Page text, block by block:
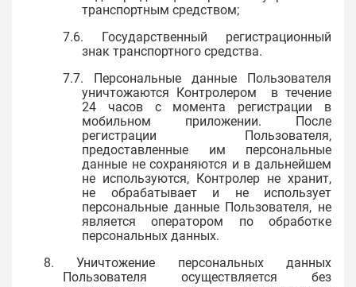
транспортным средством;
7.6. Государственный регистрационный
знак транспортного средства.
7.7. Персональные данные Пользователя
уничтожаются Контролером в течение
24 часов с момента регистрации в
мобильном приложении. После
регистрации Пользователя,
предоставленные им персональные
данные не сохраняются и в дальнейшем
не используются, Контролер не хранит,
не обрабатывает и не использует
персональные данные Пользователя, не
является оператором по обработке
персональных данных.
8. Уничтожение персональных данных
Пользователя осуществляется без